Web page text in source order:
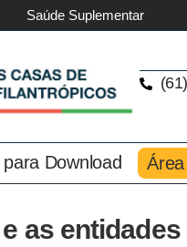
Saúde Suplementar
Download
as